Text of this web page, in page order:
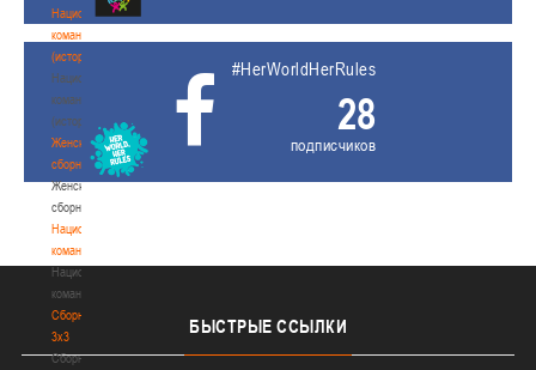
Национальная
команда
(история)
Национальная
команда
(история)
Женские
сборные
Женские
сборные
Национальная
команда
Национальная
команда
Сборные
3х3
Сборные
#HerWorldHerRules
28
подписчиков
БЫСТРЫЕ ССЫЛКИ